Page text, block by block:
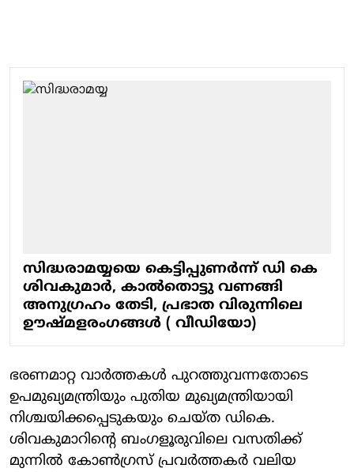
സിദ്ധരാമയ്യയെ കെട്ടിപ്പുണര്‍ന്ന് ഡി കെ
ശിവകുമാര്‍, കാല്‍തൊട്ടു വണങ്ങി
അനുഗ്രഹം തേടി, പ്രഭാത വിരുന്നിലെ
ഊഷ്മളരംഗങ്ങള്‍ ( വീഡിയോ)
ഭരണമാറ്റ വാർത്തകൾ പുറത്തുവന്നതോടെ
ഉപമുഖ്യമന്ത്രിയും പുതിയ മുഖ്യമന്ത്രിയായി
നിശ്ചയിക്കപ്പെടുകയും ചെയ്ത ഡികെ.
ശിവകുമാറിന്റെ ബംഗളൂരുവിലെ വസതിക്ക്
മുന്നിൽ കോൺഗ്രസ് പ്രവർത്തകർ വലിയ